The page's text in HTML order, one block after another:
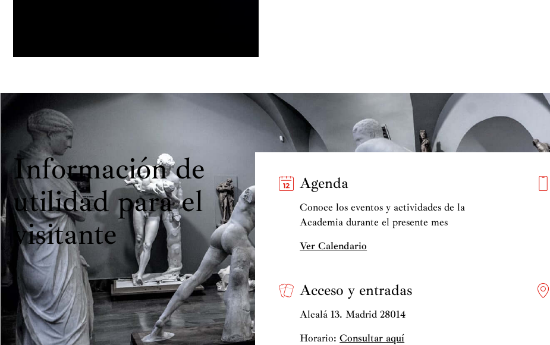
Información de
utilidad para el
visitante
Agenda
Conoce los eventos y actividades de la
Academia durante el presente mes
Ver Calendario
Acceso y entradas
Alcalá 13. Madrid 28014
Horario:Consultar aquí